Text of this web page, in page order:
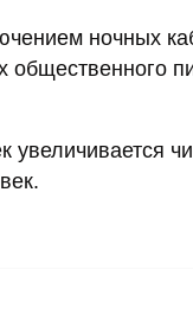
ночных
общественного
увеличивается